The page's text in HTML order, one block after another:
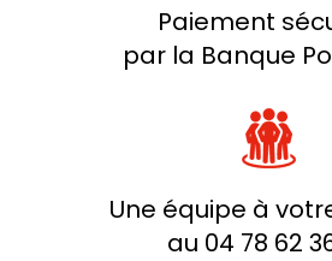
Paiement
par la Banque
Une équipe à
au 04 78 62